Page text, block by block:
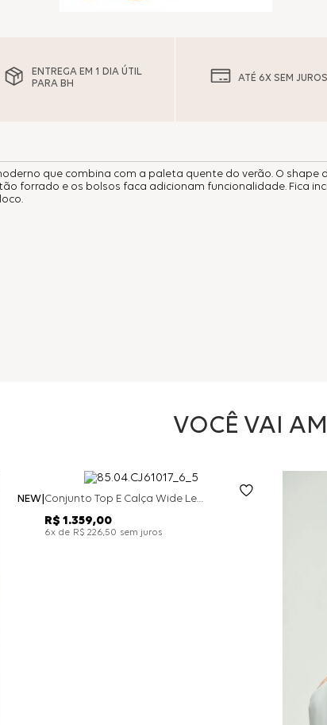
ENTREGA EM 1 DIA ÚTIL
PARA BH
ATÉ 6X SEM JUROS
que combina com a paleta quente do verão. O
forrado e os bolsos faca adicionam funcionalidade. Fica
VOCÊ VAI
NEW Conjunto Top E Calça Wide Leg Bicolor Alfaitaria - Off White
R$ 1 .359,00
6x de R$ 226,50 sem juros